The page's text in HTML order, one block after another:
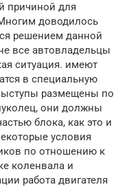
причиной для
доводилось
решением данной
все автовладельцы
ситуация. имеют
в специальную
размещены по
они должны
блока, как это и
условия
по отношению к
коленвала и
работа двигателя